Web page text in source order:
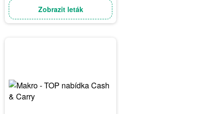
Zobrazit leták